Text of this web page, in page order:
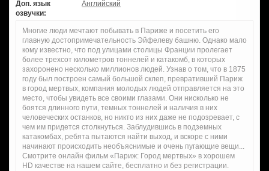
Доп. язык
озвучки:
Английский
Многие люди мечтают побывать в Париже и посетить его
главную достопримечательность Эйфелеву башню. Однако мало
кому известно, что под улицами столицы Франции пролегает
более трехсот километров тоннелей и катакомб, в которых
захоронено несколько миллионов людей. Узнав о том, что в 1875
году был построен самый большой склеп, превративший Париж
в город мертвых, компания молодых людей отправляется на это
место, чтобы увидеть все своими глазами. Они нисколько не
боятся длинного пути, темных тоннелей и наличия в них
человеческих останков, но никто из них даже не подозревает, с
чем им придется столкнуться. Заблудившись в подземных
катакомбах, ребята пытаются найти выход, и вскоре с ними
начинают происходить необъяснимые и очень пугающие вещи...
Смотрите онлайн фильм «Париж: Город мертвых» в хорошем
HD качестве на нашем сайте, бесплатно и без регистрации.